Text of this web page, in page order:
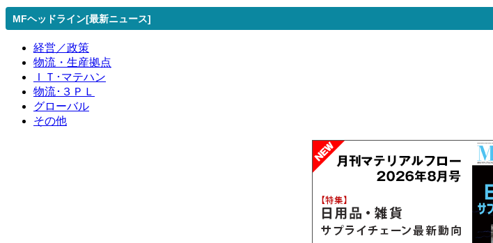
MFヘッドライン[最新ニュース]
経営／政策
物流・生産拠点
ＩＴ･マテハン
物流･３ＰＬ
グローバル
その他